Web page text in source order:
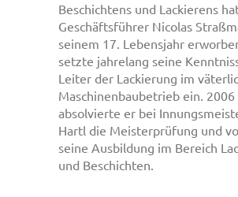
Beschichtens und Lackierens
Geschäftsführer Nicolas
seinem 17. Lebensjahr
setzte jahrelang seine
Leiter der Lackierung im
Maschinenbaubetrieb ein. 2006
absolvierte er bei
Hartl die Meisterprüfung und
seine Ausbildung im Bereich
und Beschichten.